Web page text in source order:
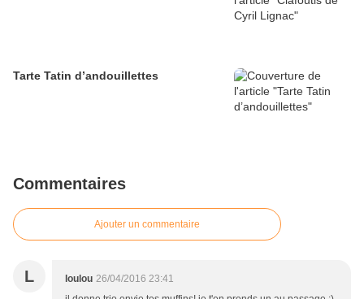
Tarte Tatin d’andouillettes
Commentaires
Ajouter un commentaire
L loulou 26/04/2016 23:41